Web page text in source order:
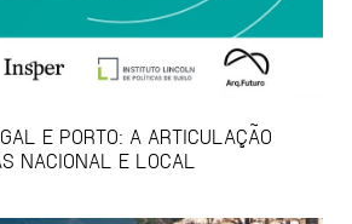
E PORTO: A ARTICULAÇÃO
NACIONAL E LOCAL